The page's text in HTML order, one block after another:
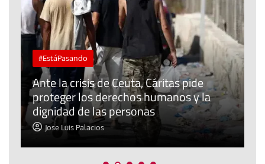
#EstáPasando
Ante la crisis de Ceuta, Cáritas pide
proteger los derechos humanos y la
dignidad de las personas
Jose Luis Palacios